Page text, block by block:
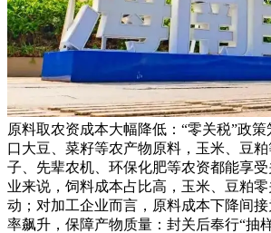
原料取农资成本大幅降低：“零关税”政
口大豆、菜籽等农产物原料，玉米、豆
子、先辈农机、环保化肥等农资都能享
业来说，饲料成本占比高，玉米、豆粕
动；对加工企业而言，原料成本下降间
率飙升，保障产物质量：封关后奉行“抽